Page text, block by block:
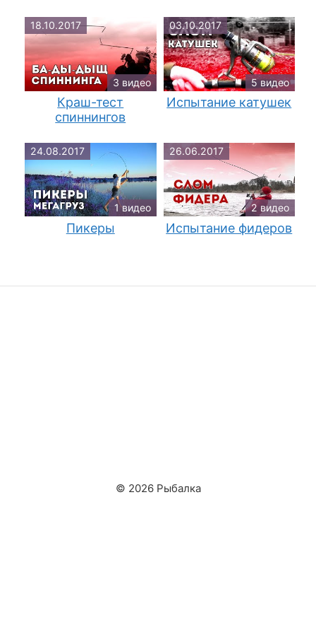
18.10.2017
3 видео
Краш-тест
спиннингов
03.10.2017
5 видео
Испытание катушек
24.08.2017
1 видео
Пикеры
26.06.2017
2 видео
Испытание фидеров
© 2026 Рыбалка